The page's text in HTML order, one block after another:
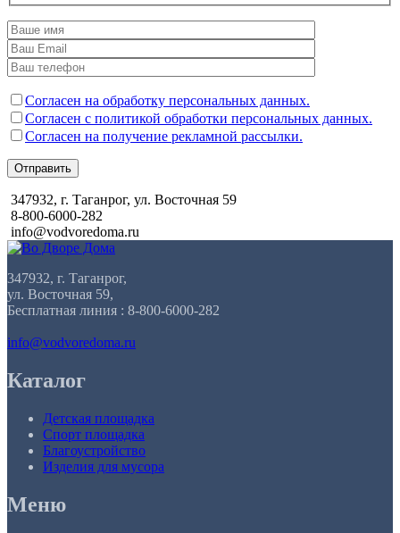
Согласен на обработку персональных данных.
Согласен с политикой обработки персональных данных.
Согласен на получение рекламной рассылки.
Отправить
347932, г. Таганрог, ул. Восточная 59
8-800-6000-282
info@vodvoredoma.ru
347932, г. Таганрог,
ул. Восточная 59,
Бесплатная линия : 8-800-6000-282
info@vodvoredoma.ru
Каталог
Детская площадка
Спорт площадка
Благоустройство
Изделия для мусора
Меню